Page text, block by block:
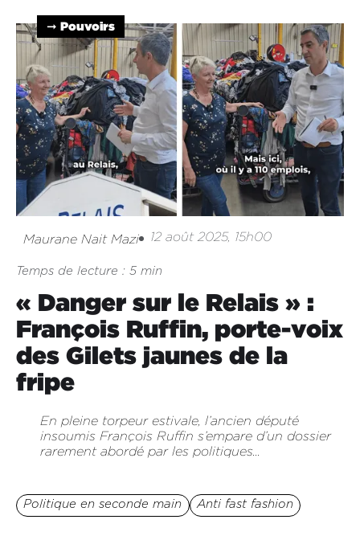
➞ Pouvoirs
Maurane Nait Mazi 12 août 2025, 15h00
Temps de lecture : 5 min
« Danger sur le Relais » :
François Ruffin, porte-voix
des Gilets jaunes de la
fripe
En pleine torpeur estivale, l’ancien député
insoumis François Ruffin s’empare d’un dossier
rarement abordé par les politiques...
Politique en seconde main Anti fast fashion